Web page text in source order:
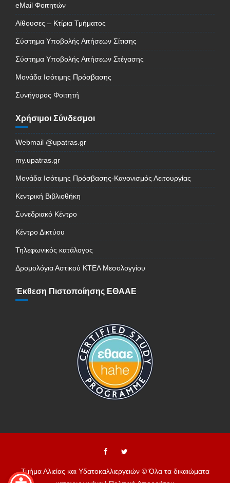
eMail Φοιτητών
Αίθουσες – Κτίρια Τμήματος
Σύστημα Υποβολής Αιτήσεων Σίτισης
Σύστημα Υποβολής Αιτήσεων Στέγασης
Μονάδα Ισότιμης Πρόσβασης
Συνήγορος Φοιτητή
Χρήσιμοι Σύνδεσμοι
Webmail @upatras.gr
my.upatras.gr
Μονάδα Ισότιμης Πρόσβασης-Κανονισμός Λειτουργίας
Κεντρική Βιβλιοθήκη
Συνεδριακό Κέντρο
Κέντρο Δικτύου
Τηλεφωνικός κατάλογος
Δρομολόγια Αστικού ΚΤΕΛ Μεσολογγίου
Έκθεση Πιστοποίησης ΕΘΑΑΕ
Τμήμα Αλιείας και Υδατοκαλλιεργειών © Όλα τα δικαιώματα